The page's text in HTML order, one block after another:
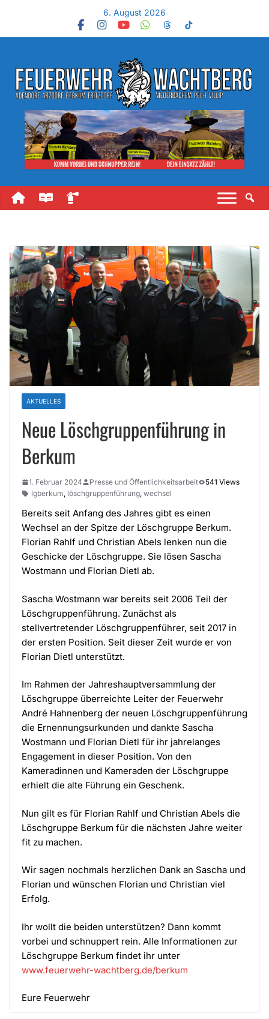
6. August 2026
AKTUELLES
Neue Löschgruppenführung in
Berkum
1. Februar 2024 Presse und Öffentlichkeitsarbeit
541 Views
lgberkum, löschgruppenführung, wechsel
Bereits seit Anfang des Jahres gibt es einen
Wechsel an der Spitze der Löschgruppe Berkum.
Florian Rahlf und Christian Abels lenken nun die
Geschicke der Löschgruppe. Sie lösen Sascha
Wostmann und Florian Dietl ab.
Sascha Wostmann war bereits seit 2006 Teil der
Löschgruppenführung. Zunächst als
stellvertretender Löschgruppenführer, seit 2017 in
der ersten Position. Seit dieser Zeit wurde er von
Florian Dietl unterstützt.
Im Rahmen der Jahreshauptversammlung der
Löschgruppe überreichte Leiter der Feuerwehr
André Hahnenberg der neuen Löschgruppenführung
die Ernennungsurkunden und dankte Sascha
Wostmann und Florian Dietl für ihr jahrelanges
Engagement in dieser Position. Von den
Kameradinnen und Kameraden der Löschgruppe
erhielt die alte Führung ein Geschenk.
Nun gilt es für Florian Rahlf und Christian Abels die
Löschgruppe Berkum für die nächsten Jahre weiter
fit zu machen.
Wir sagen nochmals herzlichen Dank an Sascha und
Florian und wünschen Florian und Christian viel
Erfolg.
Ihr wollt die beiden unterstützen? Dann kommt
vorbei und schnuppert rein. Alle Informationen zur
Löschgruppe Berkum findet ihr unter
www.feuerwehr-wachtberg.de/berkum
Eure Feuerwehr